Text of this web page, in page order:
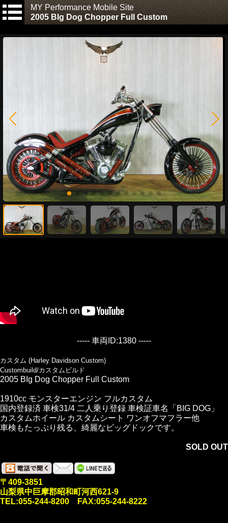
MY Performance Mobile Site
2005 BIg Dog Chopper Full Custom
----- 車両ID:1380 -----
カスタム (Harley Davidson Custom)
Custombuild/カスタムビルド
2005 BIg Dog Chopper Full Custom
1910cc モンスターエンジン フルカスタム
国内登録済 車検31/4 二人乗り登録 車検証車名「BIG DOG」
カスタムホイール カスタムシート ワンオフマフラー他
車検もたっぷり残る、綺麗なビッグドックです。
SOLD OUT
〒409-3851
山梨県中巨摩郡昭和町河西621-9
TEL:055-244-8200 FAX:055-244-8222